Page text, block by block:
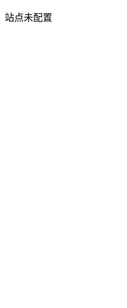
站点未配置